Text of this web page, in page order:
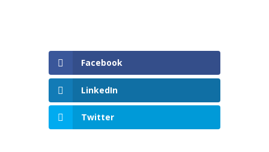
Facebook
LinkedIn
Twitter